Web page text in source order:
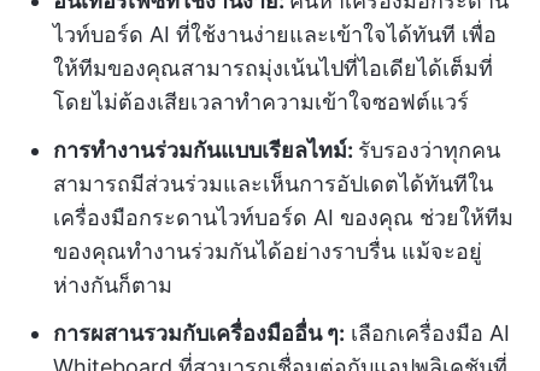
ไวท์บอร์ด AI ที่ใช้งานง่ายและเข้าใจได้ทันที เพื่อ
ให้ทีมของคุณสามารถมุ่งเน้นไปที่ไอเดียได้เต็มที่
โดยไม่ต้องเสียเวลาทำความเข้าใจซอฟต์แวร์
การทำงานร่วมกันแบบเรียลไทม์: รับรองว่าทุกคน
สามารถมีส่วนร่วมและเห็นการอัปเดตได้ทันทีใน
เครื่องมือกระดานไวท์บอร์ด AI ของคุณ ช่วยให้ทีม
ของคุณทำงานร่วมกันได้อย่างราบรื่น แม้จะอยู่
ห่างกันก็ตาม
การผสานรวมกับเครื่องมืออื่น ๆ: เลือกเครื่องมือ AI